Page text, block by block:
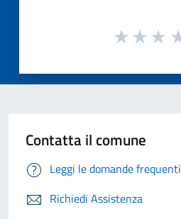
Contatta il comune
Leggi le domande frequenti
Richiedi Assistenza